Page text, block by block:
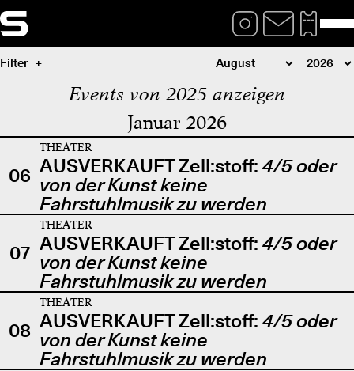
Filter
Events von 2025 anzeigen
Januar 2026
06
THEATER
AUSVERKAUFT Zell:stoff: 4/5 oder
von der Kunst keine
Fahrstuhlmusik zu werden
07
THEATER
AUSVERKAUFT Zell:stoff: 4/5 oder
von der Kunst keine
Fahrstuhlmusik zu werden
08
THEATER
AUSVERKAUFT Zell:stoff: 4/5 oder
von der Kunst keine
Fahrstuhlmusik zu werden